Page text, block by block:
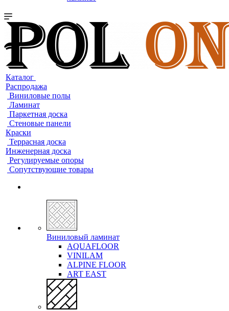
Каталог
Распродажа
Виниловые полы
Ламинат
Паркетная доска
Стеновые панели
Краски
Террасная доска
Инженерная доска
Регулируемые опоры
Сопутствующие товары
Виниловый ламинат
AQUAFLOOR
VINILAM
ALPINE FLOOR
ART EAST